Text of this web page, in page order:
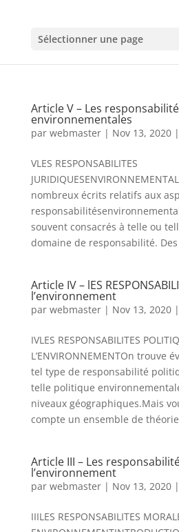
Sélectionner une page
Article V – Les
environnementales
par webmaster| Nov 13, 2020|
VLES RESPONSABILITES
nombreux écrits relatifs aux
souvent consacrés à telle ou
domaine de responsabilité.
Article IV – lES
l’environnement
par webmaster| Nov 13, 2020|
IVLES RESPONSABILITES
L’ENVIRONNEMENTOn trouve
tel type de responsabilité
telle politique
niveaux géographiques.Mais
compte un ensemble de
Article III – Les
l’environnement
par webmaster| Nov 13, 2020|
IIILES RESPONSABILITES